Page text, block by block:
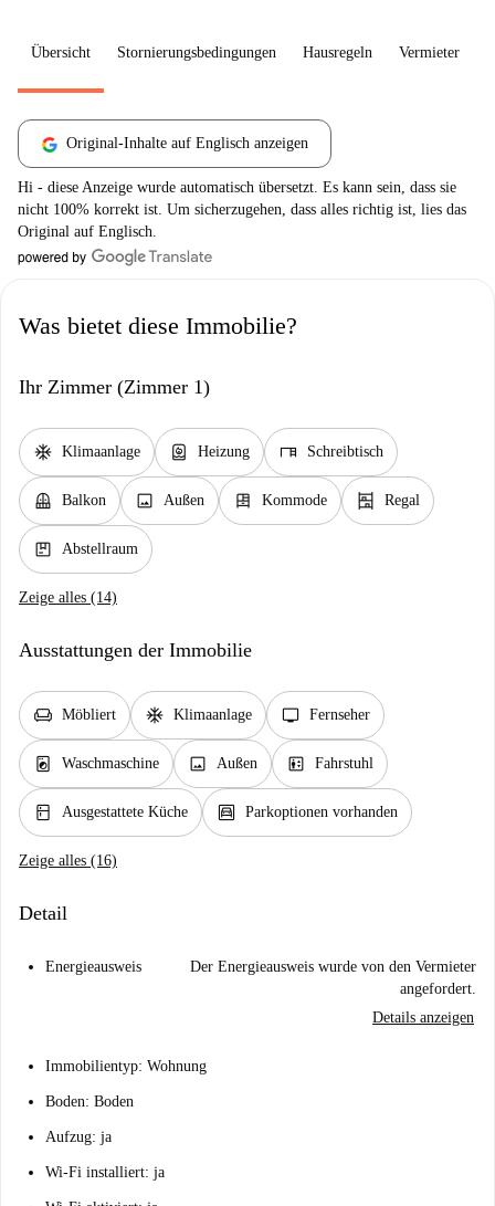
Übersicht Stornierungsbedingungen Hausregeln Vermieter
Original-Inhalte auf Englisch anzeigen
Hi - diese Anzeige wurde automatisch übersetzt. Es kann sein, dass sie
nicht 100% korrekt ist. Um sicherzugehen, dass alles richtig ist, lies das
Original auf Englisch.
Was bietet diese Immobilie?
Ihr Zimmer (Zimmer 1)
ac_unit Klimaanlage water_heater Heizung desk Schreibtisch
balcony Balkon image Außen dresser Kommode shelves Regal
package Abstellraum
Zeige alles (14)
Ausstattungen der Immobilie
chair Möbliert ac_unit Klimaanlage tv Fernseher
local_laundry_service Waschmaschine image Außen elevator Fahrstuhl
kitchen Ausgestattete Küche garage Parkoptionen vorhanden
Zeige alles (16)
Detail
Energieausweis
Der Energieausweis wurde von den Vermieter
angefordert.
Details anzeigen
Immobilientyp: Wohnung
Boden: Boden
Aufzug: ja
Wi-Fi installiert: ja